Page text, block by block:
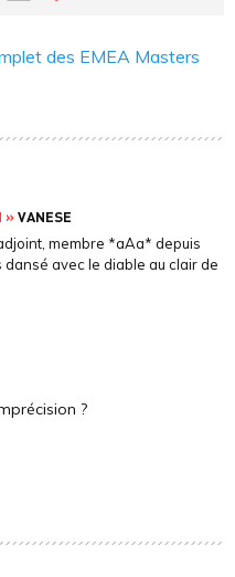
des EMEA Masters
»VANESE
membre *aAa* depuis
dansé avec le diable au clair de
?